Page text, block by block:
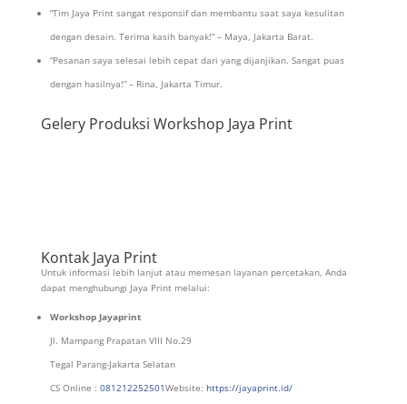
“Tim Jaya Print sangat responsif dan membantu saat saya kesulitan
dengan desain. Terima kasih banyak!” – Maya, Jakarta Barat.
“Pesanan saya selesai lebih cepat dari yang dijanjikan. Sangat puas
dengan hasilnya!” – Rina, Jakarta Timur.
Gelery Produksi Workshop Jaya Print
Kontak Jaya Print
Untuk informasi lebih lanjut atau memesan layanan percetakan, Anda
dapat menghubungi Jaya Print melalui:
Workshop Jayaprint
Jl. Mampang Prapatan VIII No.29
Tegal Parang-Jakarta Selatan
CS Online : 081212252501Website: https://jayaprint.id/